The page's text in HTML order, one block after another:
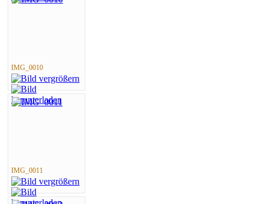
IMG_0010
IMG_0011